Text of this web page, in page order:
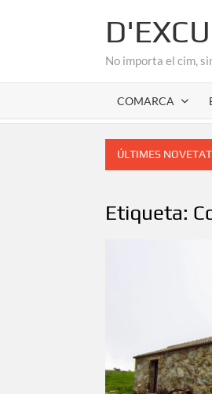
No importa el cim,
COMARCA
ÚLTIMES
romànic de l’Alta Garrotxa
Etiqueta: